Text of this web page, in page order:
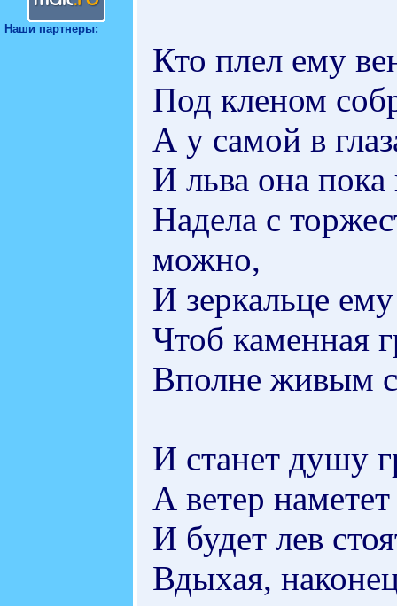
Наши партнеры:
Кто плел ему
Под кленом
А у самой в
И льва она пока
Надела с
можно,
И зеркальце
Чтоб каменная
Вполне живым
И станет душу
А ветер
И будет лев
Вдыхая,